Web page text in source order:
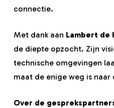
connectie.
Met dank aan Lambert de
de diepte opzocht. Zijn
technische omgevingen
maat de enige weg is
Over de